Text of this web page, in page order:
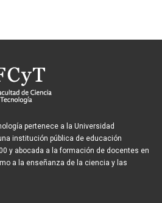
pertenece a la Universidad
institución pública de educación
y abocada a la formación de docentes en
a la enseñanza de la ciencia y las